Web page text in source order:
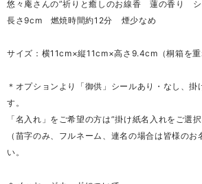
悠々庵さんの”祈りと癒しのお線香 蓮の香り シ
長さ9cm 燃焼時間約12分 煙少なめ
サイズ：横11cm×縦11cm×高さ9.4cm（桐箱を重
＊オプションより「御供」シールあり・なし、掛
す。
「名入れ」をご希望の方は”掛け紙名入れをご選
（苗字のみ、フルネーム、連名の場合は皆様のお
い。